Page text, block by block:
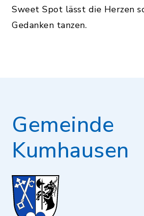
Sweet Spot lässt die Herzen
Gedanken tanzen.
Gemeinde
Kumhausen